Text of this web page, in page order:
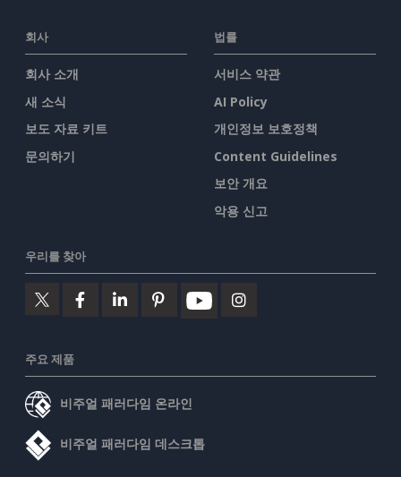
회사
회사 소개
새 소식
보도 자료 키트
문의하기
법률
서비스 약관
AI Policy
개인정보 보호정책
Content Guidelines
보안 개요
악용 신고
우리를 찾아
주요 제품
비주얼 패러다임 온라인
비주얼 패러다임 데스크톱